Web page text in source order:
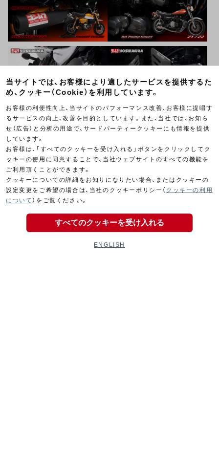
当サイトでは、お客様により適したサービスを提供するた
め、クッキー（Cookie）を利用しています。
お客様の利便性向上、当サイトのパフォーマンス改善、お客様に提唱す
るサービスの向上、改善を目的としています。また、当社では、お知ら
せ（広告）と分析の用途で、サードパーティークッキーにも情報を提供
しています。
お客様は、「すべてのクッキーを受け入れる」ボタンをクリックしてク
ッキーの使用に同意することで、当社ウェブサイトのすべての機能を
ご利用頂くことができます。
クッキーについての詳細をお知りになりたい場合、またはクッキーの
設定変更をご希望の場合は、当社のクッキーポリシー（ クッキーの利用
について ）をご覧ください。
すべてのクッキーを受け入れる
ENGLISH